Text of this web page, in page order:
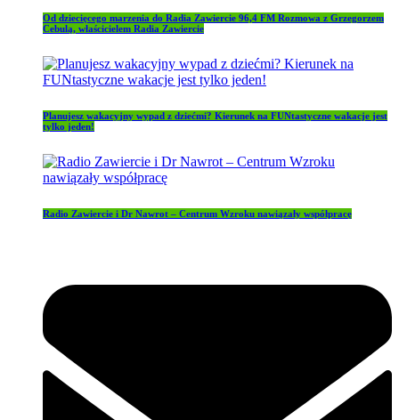
Od dziecięcego marzenia do Radia Zawiercie 96,4 FM Rozmowa z Grzegorzem
Cebulą, właścicielem Radia Zawiercie
Planujesz wakacyjny wypad z dziećmi? Kierunek na FUNtastyczne wakacje jest
tylko jeden!
Radio Zawiercie i Dr Nawrot – Centrum Wzroku nawiązały współpracę